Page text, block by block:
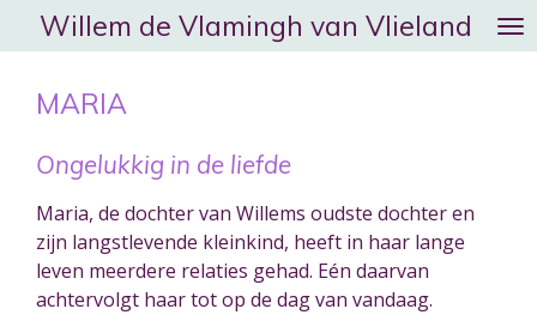
direct
Willem de Vlamingh van Vlieland
MARIA
Ongelukkig in de liefde
Maria, de dochter van Willems oudste dochter en
zijn langstlevende kleinkind, heeft in haar lange
leven meerdere relaties gehad. Eén daarvan
achtervolgt haar tot op de dag van vandaag.